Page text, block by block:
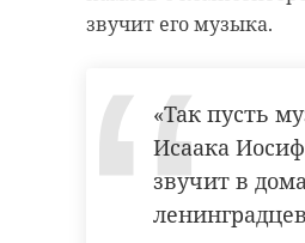
звучит его музыка.
«Так пусть
Исаака
звучит в